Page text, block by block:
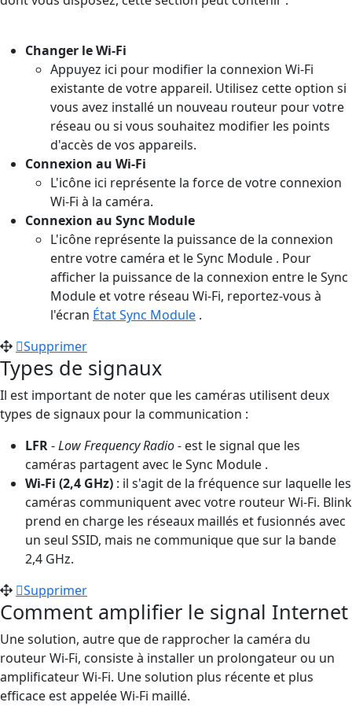
Changer le Wi-Fi
Appuyez ici pour modifier la connexion Wi-Fi
existante de votre appareil. Utilisez cette option si
vous avez installé un nouveau routeur pour votre
réseau ou si vous souhaitez modifier les points
d'accès de vos appareils.
Connexion au Wi-Fi
L'icône ici représente la force de votre connexion
Wi-Fi à la caméra.
Connexion au Sync Module
L'icône représente la puissance de la connexion
entre votre caméra et le Sync Module . Pour
afficher la puissance de la connexion entre le Sync
Module et votre réseau Wi-Fi, reportez-vous à
l'écran État Sync Module .
Supprimer
Types de signaux
Il est important de noter que les caméras utilisent deux
types de signaux pour la communication :
LFR-Low Frequency Radio - est le signal que les
caméras partagent avec le Sync Module .
Wi-Fi (2,4 GHz) : il s'agit de la fréquence sur laquelle les
caméras communiquent avec votre routeur Wi-Fi. Blink
prend en charge les réseaux maillés et fusionnés avec
un seul SSID, mais ne communique que sur la bande
2,4 GHz.
Supprimer
Comment amplifier le signal Internet
Une solution, autre que de rapprocher la caméra du
routeur Wi-Fi, consiste à installer un prolongateur ou un
amplificateur Wi-Fi. Une solution plus récente et plus
efficace est appelée Wi-Fi maillé.